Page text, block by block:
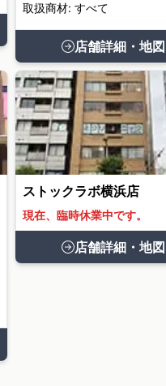
取扱商材: すべて
店舗詳細・地図
ストックラボ横浜店
現在、臨時休業中です。
店舗詳細・地図